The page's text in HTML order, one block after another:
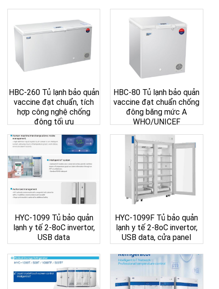
HBC-260 Tủ lạnh bảo quản
vaccine đạt chuẩn, tích
hợp công nghệ chống
đông tối ưu
HBC-80 Tủ lạnh bảo quản
vaccine đạt chuẩn chống
đông băng mức A
WHO/UNICEF
HYC-1099 Tủ bảo quản
lạnh y tế 2-8oC invertor,
USB data
HYC-1099F Tủ bảo quản
lạnh y tế 2-8oC invertor,
USB data, cửa panel